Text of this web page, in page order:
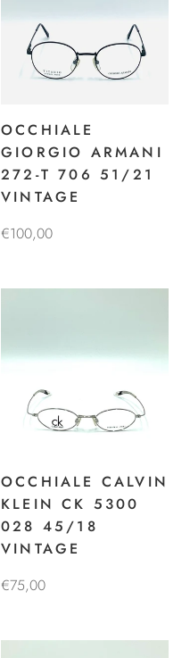
OCCHIALE
GIORGIO ARMANI
272-T 706 51/21
VINTAGE
€100,00
OCCHIALE CALVIN
KLEIN CK 5300
028 45/18
VINTAGE
€75,00